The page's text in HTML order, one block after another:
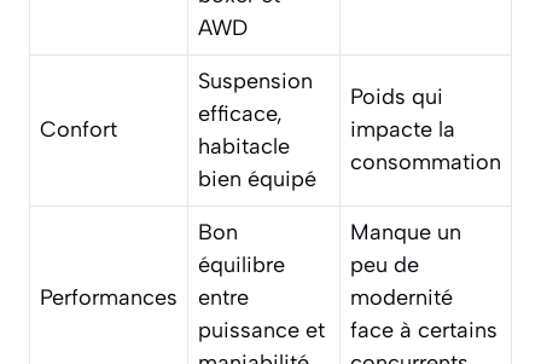
AWD
Confort
Suspension
efficace,
habitacle
bien équipé
Poids qui
impacte la
consommation
Performances
Bon
équilibre
entre
puissance et
Manque un
peu de
modernité
face à certains